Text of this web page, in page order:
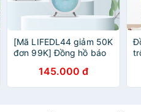
[Mã LIFEDL44 giảm 50K
đơn 99K] Đồng hồ báo
dương/Xanh lá/ Hồng -
8802
145.000 đ
-